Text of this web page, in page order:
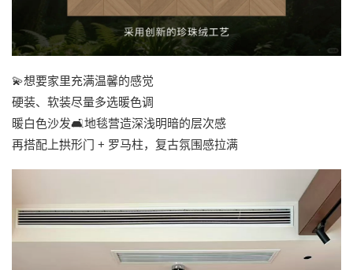
💫想要家里充满温馨的感觉
硬装、软装尽量多选暖色调
暖白色沙发🛋️地毯营造深浅明暗的层次感
再搭配上拱形门 + 罗马柱，复古氛围感拉满